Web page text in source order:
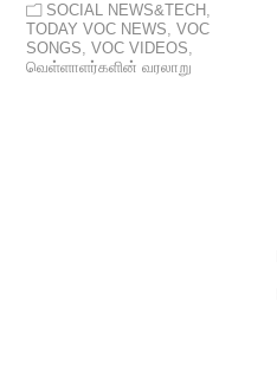
SOCIAL NEWS&TECH ,
TODAY VOC NEWS,VOC
SONGS,VOC VIDEOS,
வெள்ளாளர்களின் வரலாறு